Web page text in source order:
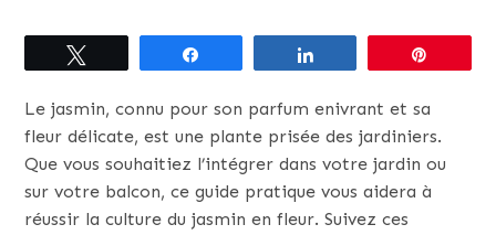
Le jasmin, connu pour son parfum enivrant et sa
fleur délicate, est une plante prisée des jardiniers.
Que vous souhaitiez l’intégrer dans votre jardin ou
sur votre balcon, ce guide pratique vous aidera à
réussir la culture du jasmin en fleur. Suivez ces